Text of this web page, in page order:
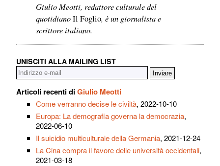
Giulio Meotti, redattore culturale del
quotidianoIl Foglio, è un giornalista e
scrittore italiano.
UNISCITI ALLA MAILING LIST
Articoli recenti diGiulio Meotti
Come verranno decise le civiltà, 2022-10-10
Europa: La demografia governa la democrazia,
2022-06-10
Il suicidio multiculturale della Germania, 2021-12-24
La Cina compra il favore delle università occidentali,
2021-03-18